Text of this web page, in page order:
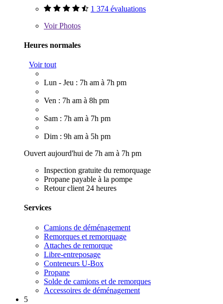
1 374 évaluations
VoirPhotos
Heures normales
Voir tout
Lun - Jeu : 7h am à 7h pm
Ven : 7h am à 8h pm
Sam : 7h am à 7h pm
Dim : 9h am à 5h pm
Ouvert aujourd'hui de 7h am à 7h pm
Inspection gratuite du remorquage
Propane payable à la pompe
Retour client 24 heures
Services
Camions de déménagement
Remorques et remorquage
Attaches de remorque
Libre-entreposage
Conteneurs U-Box
Propane
Solde de camions et de remorques
Accessoires de déménagement
5